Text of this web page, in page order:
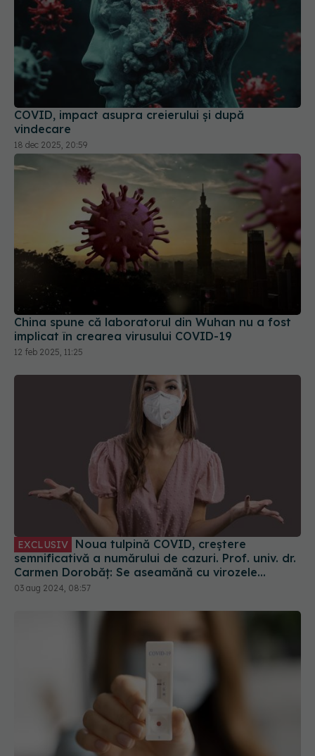
COVID, impact asupra creierului și după
vindecare
18 dec 2025, 20:59
China spune că laboratorul din Wuhan nu a fost
implicat în crearea virusului COVID-19
12 feb 2025, 11:25
EXCLUSIV
semnificativă a numărului de cazuri. Prof. univ. dr.
Carmen Dorobăț: Se aseamănă cu virozele
respiratorii. Nu necesită tratament simptomatic
03 aug 2024, 08:57